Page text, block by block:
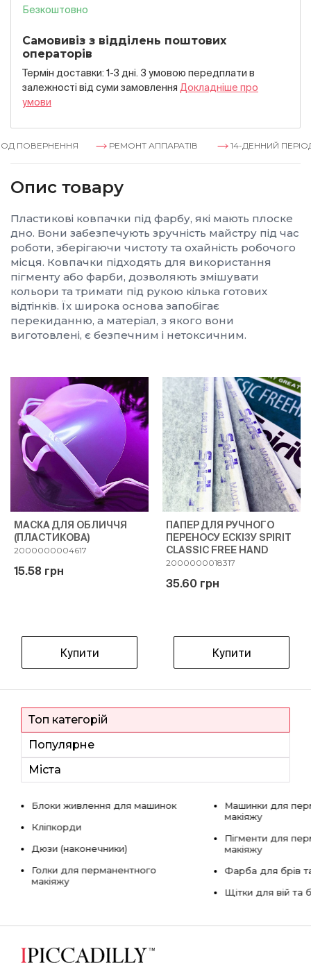
Безкоштовно
Самовивіз з відділень поштових
операторів
Термін доставки: 1-3 дні. З умовою передплати в
залежностi вiд суми замовлення Докладнiше про
умови
ПОВЕРНЕННЯ РЕМОНТ АППАРАТІВ 14-ДЕННИЙ ПЕРІОД
Опис товару
Пластикові ковпачки під фарбу, які мають плоске
дно. Вони забезпечують зручність майстру під час
роботи, зберігаючи чистоту та охайність робочого
місця. Ковпачки підходять для використання
пігменту або фарби, дозволяють змішувати
кольори та тримати під рукою кілька готових
відтінків. Їх широка основа запобігає
перекиданню, а матеріал, з якого вони
виготовлені, є безпечним і нетоксичним.
МАСКА ДЛЯ ОБЛИЧЧЯ
(ПЛАСТИКОВА)
2000000004617
15.58 грн
Купити
ПАПЕР ДЛЯ РУЧНОГО
ПЕРЕНОСУ ЕСКІЗУ SPIRIT
CLASSIC FREE HAND
2000000018317
35.60 грн
Купити
Топ категорій
Популярне
Міста
Блоки живлення для машинок
Кліпкорди
Дюзи (наконечники)
Голки для перманентного
макіяжу
Машинки для
макіяжу
Пігменти для
макіяжу
Фарба для брів
Щітки для вій та